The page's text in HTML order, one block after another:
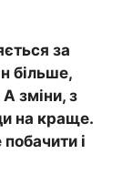
за
більше,
зміни, з
на краще.
і